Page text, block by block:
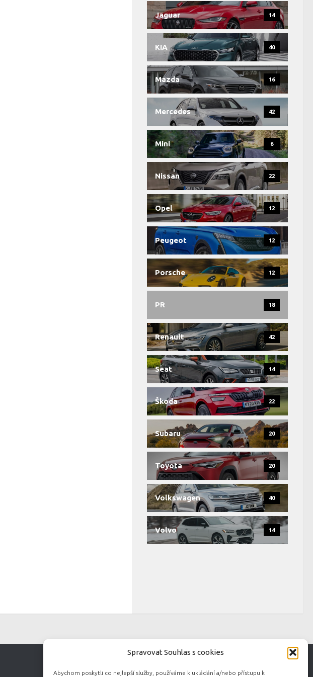
Spravovat Souhlas s cookies
Abychom poskytli co nejlepší služby, používáme k ukládání a/nebo přístupu k
Jaguar 14
KIA 40
Mazda 16
Mercedes 42
Mini 6
Nissan 22
Opel 12
Peugeot 12
Porsche 12
PR 18
Renault 42
Seat 14
Škoda 22
Subaru 20
Toyota 20
Volkswagen 40
Volvo 14